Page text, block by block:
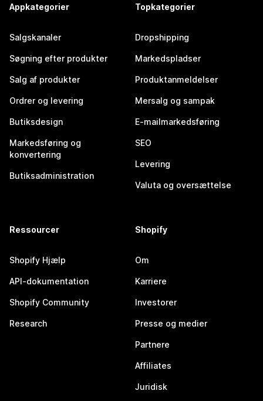
Appkategorier
Salgskanaler
Søgning efter produkter
Salg af produkter
Ordrer og levering
Butiksdesign
Markedsføring og
konvertering
Butiksadministration
Topkategorier
Dropshipping
Markedspladser
Produktanmeldelser
Mersalg og sampak
E-mailmarkedsføring
SEO
Levering
Valuta og oversættelse
Ressourcer
Shopify Hjælp
API-dokumentation
Shopify Community
Research
Shopify
Om
Karriere
Investorer
Presse og medier
Partnere
Affiliates
Juridisk